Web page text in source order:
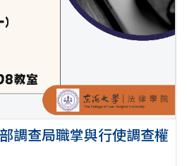
調查局職掌與行使調查權